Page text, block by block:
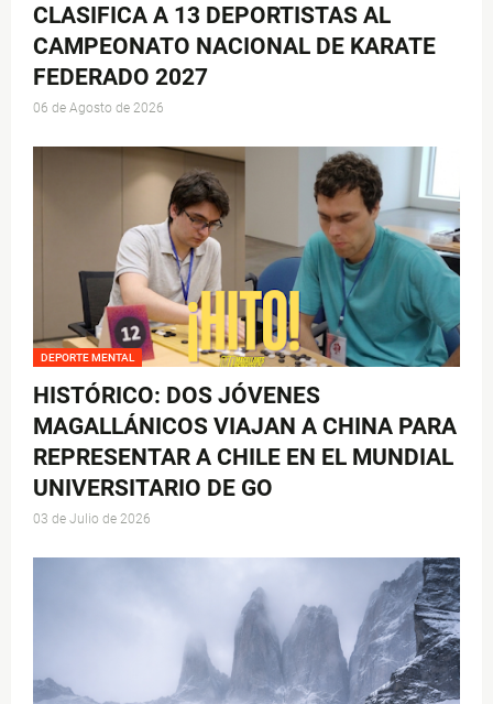
CLASIFICA A 13 DEPORTISTAS AL
CAMPEONATO NACIONAL DE KARATE
FEDERADO 2027
06 de Agosto de 2026
DEPORTE MENTAL
HISTÓRICO: DOS JÓVENES
MAGALLÁNICOS VIAJAN A CHINA PARA
REPRESENTAR A CHILE EN EL MUNDIAL
UNIVERSITARIO DE GO
03 de Julio de 2026